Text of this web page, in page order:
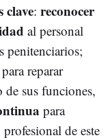
clave: reconocer
al personal
penitenciarios;
para reparar
sus funciones,
para
de este